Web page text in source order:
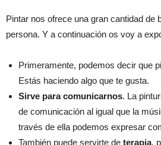
Pintar nos ofrece una gran cantidad de
persona. Y a continuación os voy a
Primeramente, podemos decir que
Estás haciendo algo que te gusta.
Sirve para comunicarnos. La
de comunicación al igual que la
través de ella podemos expresar
También puede servirte de terapia,